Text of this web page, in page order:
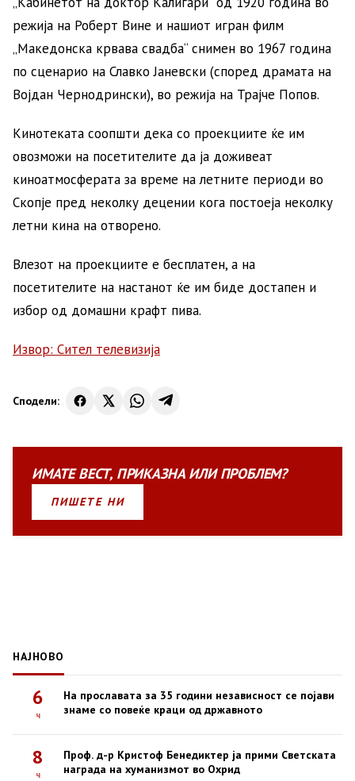
режија на Роберт Вине и нашиот игран филм
„Македонска крвава свадба“ снимен во 1967 година
по сценарио на Славко Јаневски (според драмата на
Војдан Чернодрински), во режија на Трајче Попов.
Кинотеката соопшти дека со проекциите ќе им
овозможи на посетителите да ја доживеат
киноатмосферата за време на летните периоди во
Скопје пред неколку децении кога постоеја неколку
летни кина на отворено.
Влезот на проекциите е бесплатен, а на
посетителите на настанот ќе им биде достапен и
избор од домашни крафт пива.
Извор: Сител телевизија
Сподели:
ИМАТЕВЕСТ, ПРИКАЗНАИЛИПРОБЛЕМ?
ПИШЕТЕ НИ
НАЈНОВО
6
ч
На прославата за 35 години независност се појави
знаме со повеќе краци од државното
8
ч
Проф. д-р Кристоф Бенедиктер ја прими Светската
награда на хуманизмот во Охрид